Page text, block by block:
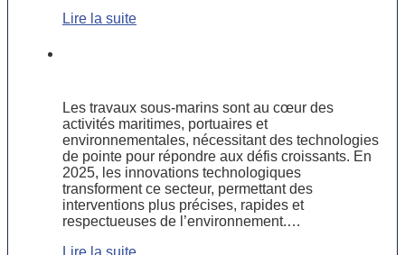
Lire la suite
Les travaux sous-marins sont au cœur des
activités maritimes, portuaires et
environnementales, nécessitant des technologies
de pointe pour répondre aux défis croissants. En
2025, les innovations technologiques
transforment ce secteur, permettant des
interventions plus précises, rapides et
respectueuses de l’environnement.…